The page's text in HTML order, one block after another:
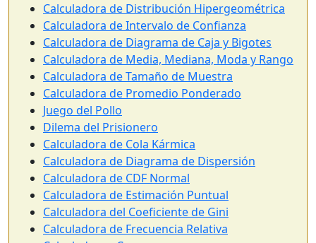
Calculadora de Distribución Hipergeométrica
Calculadora de Intervalo de Confianza
Calculadora de Diagrama de Caja y Bigotes
Calculadora de Media, Mediana, Moda y Rango
Calculadora de Tamaño de Muestra
Calculadora de Promedio Ponderado
Juego del Pollo
Dilema del Prisionero
Calculadora de Cola Kármica
Calculadora de Diagrama de Dispersión
Calculadora de CDF Normal
Calculadora de Estimación Puntual
Calculadora del Coeficiente de Gini
Calculadora de Frecuencia Relativa